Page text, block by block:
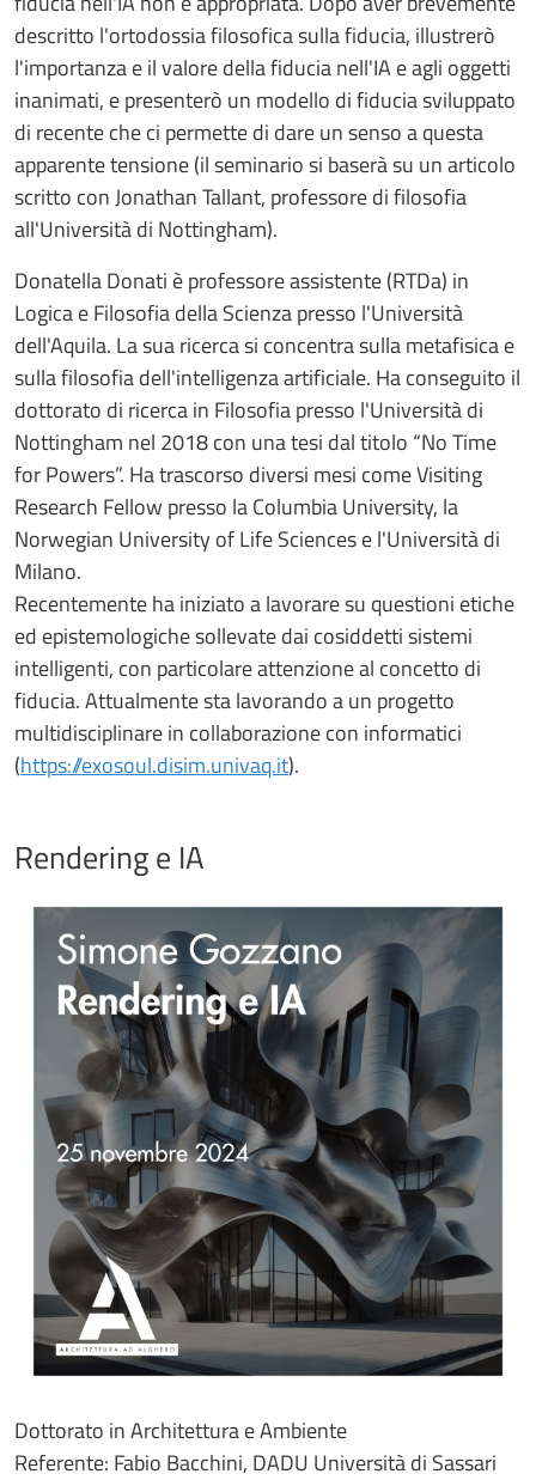
descritto l'ortodossia filosofica sulla fiducia, illustrerò
l'importanza e il valore della fiducia nell'IA e agli oggetti
inanimati, e presenterò un modello di fiducia sviluppato
di recente che ci permette di dare un senso a questa
apparente tensione (il seminario si baserà su un articolo
scritto con Jonathan Tallant, professore di filosofia
all'Università di Nottingham).
Donatella Donati è professore assistente (RTDa) in
Logica e Filosofia della Scienza presso l'Università
dell'Aquila. La sua ricerca si concentra sulla metafisica e
sulla filosofia dell'intelligenza artificiale. Ha conseguito il
dottorato di ricerca in Filosofia presso l'Università di
Nottingham nel 2018 con una tesi dal titolo “No Time
for Powers”. Ha trascorso diversi mesi come Visiting
Research Fellow presso la Columbia University, la
Norwegian University of Life Sciences e l'Università di
Milano.
Recentemente ha iniziato a lavorare su questioni etiche
ed epistemologiche sollevate dai cosiddetti sistemi
intelligenti, con particolare attenzione al concetto di
fiducia. Attualmente sta lavorando a un progetto
multidisciplinare in collaborazione con informatici
(https://exosoul.disim.univaq.it).
Rendering e IA
Dottorato in Architettura e Ambiente
Referente: Fabio Bacchini, DADU Università di Sassari